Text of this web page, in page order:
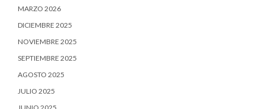
MARZO 2026
DICIEMBRE 2025
NOVIEMBRE 2025
SEPTIEMBRE 2025
AGOSTO 2025
JULIO 2025